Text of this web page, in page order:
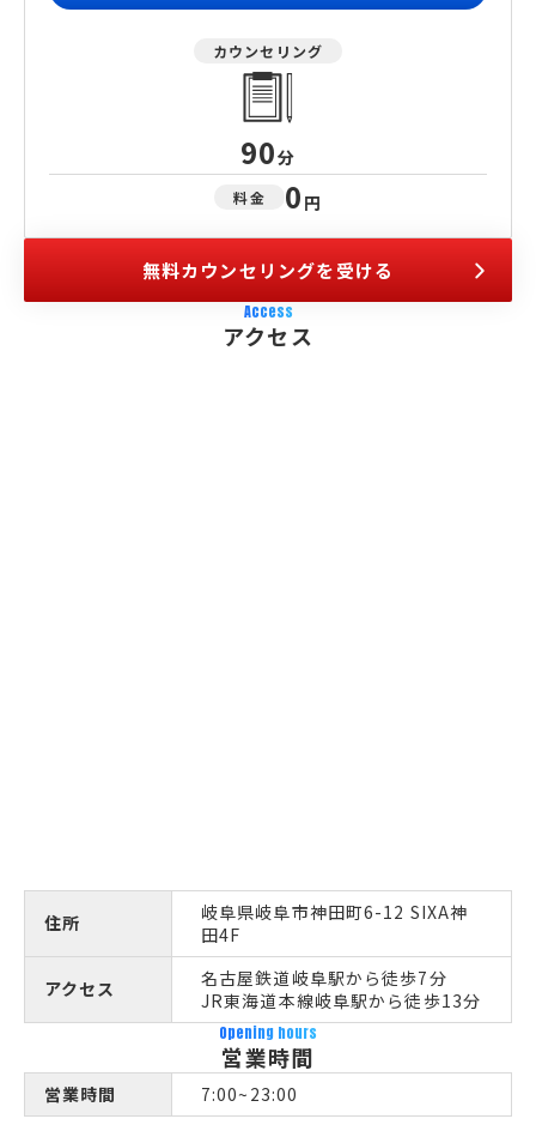
カウンセリング
90分
料金 0 円
無料カウンセリングを受ける
Access
アクセス
住所
岐阜県岐阜市神田町6-12 SIXA神
田4F
アクセス
名古屋鉄道岐阜駅から徒歩7分
JR東海道本線岐阜駅から徒歩13分
Opening hours
営業時間
営業時間 7:00~23:00